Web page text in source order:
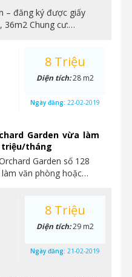
– đăng ký được giấy
36m2 Chung cư:…
Garden vừa làm
triệu/tháng
Garden số 128
văn phòng hoặc…
8 Triệu
Diện tích:28 m2
Ngày đăng: 22-02-2019
8 Triệu
Diện tích:29 m2
Ngày đăng: 21-02-2019